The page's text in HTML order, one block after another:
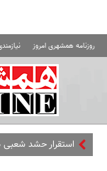
روزنامه همشهری امروز
استقرار حشد شعبی